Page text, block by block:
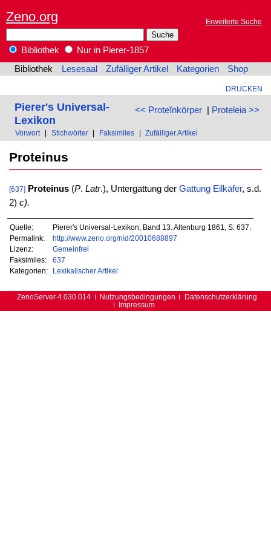
Zeno.org Erweiterte Suche
Bibliothek
Nur in Pierer-1857
Bibliothek
Lesesaal Zufälliger Artikel Kategorien Shop
DRUCKEN
<< Proteĭnkörper| Proteleia >>
Pierer's Universal-
Lexikon
Vorwort Stichwörter Faksimiles Zufälliger Artikel
Proteinus
[637] Proteinus(P. Latr.), Untergattung der Gattung Eilkäfer, s.d.
2) c).
Quelle:
Pierer's Universal-Lexikon, Band 13. Altenburg 1861, S. 637.
Permalink:
http://www.zeno.org/nid/20010688897
Lizenz:
Gemeinfrei
Faksimiles:
637
Kategorien:
Lexikalischer Artikel
ZenoServer 4.030.014 Nutzungsbedingungen
Datenschutzerklärung
Impressum